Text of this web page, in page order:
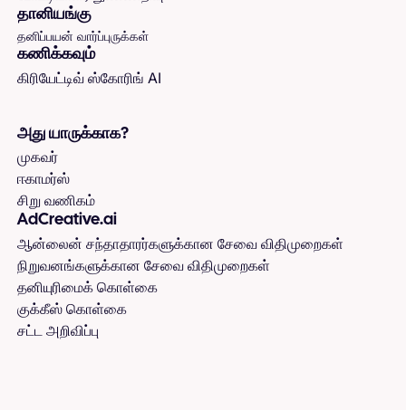
தானியங்கு
தனிப்பயன் வார்ப்புருக்கள்
கணிக்கவும்
கிரியேட்டிவ் ஸ்கோரிங் AI
அது யாருக்காக?
முகவர்
ஈகாமர்ஸ்
சிறு வணிகம்
AdCreative.ai
ஆன்லைன் சந்தாதாரர்களுக்கான சேவை விதிமுறைகள்
நிறுவனங்களுக்கான சேவை விதிமுறைகள்
தனியுரிமைக் கொள்கை
குக்கீஸ் கொள்கை
சட்ட அறிவிப்பு